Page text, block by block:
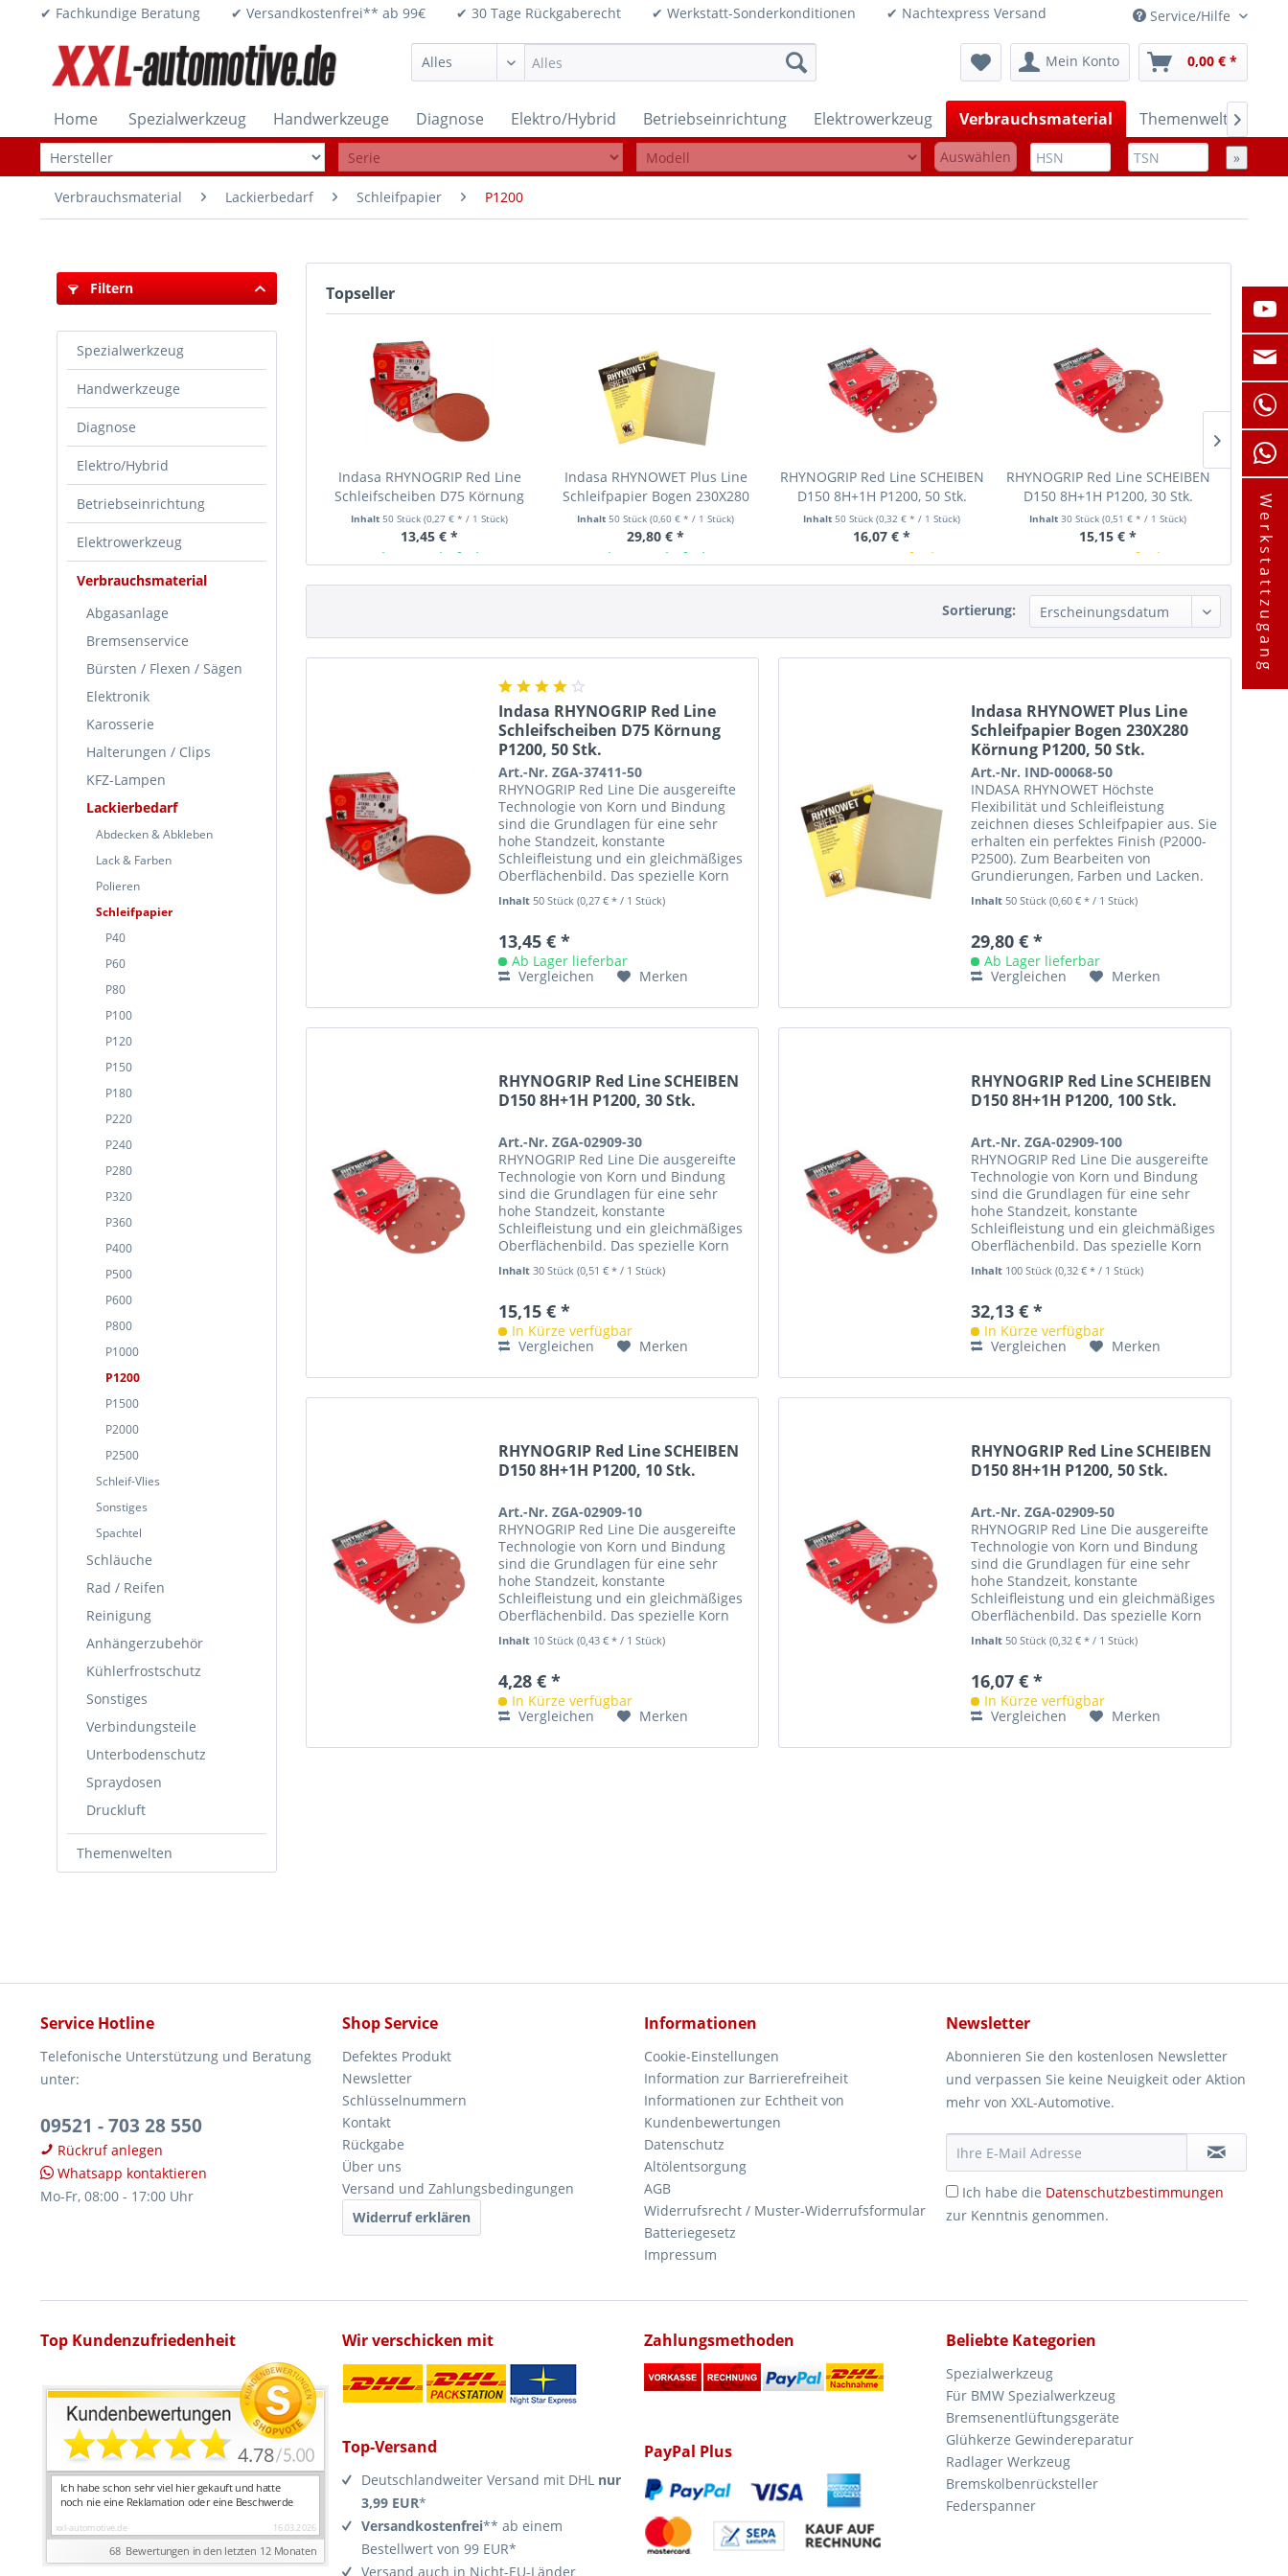
✔ Fachkundige Beratung ✔ Versandkostenfrei** ab 99€ ✔ 30 Tage Rückgaberecht ✔ Werkstatt-Sonderkonditionen ✔ Nachtexpress Versand Service/Hilfe
Mein Konto 0,00 € *
Home Spezialwerkzeug Handwerkzeuge Diagnose Elektro/Hybrid Betriebseinrichtung Elektrowerkzeug Verbrauchsmaterial Themenwelten

Auswählen »
Verbrauchsmaterial Lackierbedarf Schleifpapier P1200
Filtern
Spezialwerkzeug
Handwerkzeuge
Diagnose
Elektro/Hybrid
Betriebseinrichtung
Elektrowerkzeug
Verbrauchsmaterial
Abgasanlage
Bremsenservice
Bürsten / Flexen / Sägen
Elektronik
Karosserie
Halterungen / Clips
KFZ-Lampen
Lackierbedarf
Abdecken & Abkleben
Lack & Farben
Polieren
Schleifpapier
P40
P60
P80
P100
P120
P150
P180
P220
P240
P280
P320
P360
P400
P500
P600
P800
P1000
P1200
P1500
P2000
P2500
Schleif-Vlies
Sonstiges
Spachtel
Schläuche
Rad / Reifen
Reinigung
Anhängerzubehör
Kühlerfrostschutz
Sonstiges
Verbindungsteile
Unterbodenschutz
Spraydosen
Druckluft
Themenwelten
Topseller
Indasa RHYNOGRIP Red Line
Schleifscheiben D75 Körnung
P1200, 50 Stk.
Inhalt 50 Stück (0,27 € * / 1 Stück)
13,45 € *
Ab Lager lieferbar
Indasa RHYNOWET Plus Line
Schleifpapier Bogen 230X280
Körnung P1200, 50 Stk.
Inhalt 50 Stück (0,60 € * / 1 Stück)
29,80 € *
Ab Lager lieferbar
RHYNOGRIP Red Line SCHEIBEN
D150 8H+1H P1200, 50 Stk.
Inhalt 50 Stück (0,32 € * / 1 Stück)
16,07 € *
In Kürze verfügbar
RHYNOGRIP Red Line SCHEIBEN
D150 8H+1H P1200, 30 Stk.
Inhalt 30 Stück (0,51 € * / 1 Stück)
15,15 € *
In Kürze verfügbar
Inhalt
Sortierung:
Indasa RHYNOGRIP Red Line
Schleifscheiben D75 Körnung
P1200, 50 Stk.
Art.-Nr. ZGA-37411-50
RHYNOGRIP Red Line Die ausgereifte
Technologie von Korn und Bindung
sind die Grundlagen für eine sehr
hohe Standzeit, konstante
Schleifleistung und ein gleichmäßiges
Oberflächenbild. Das spezielle Korn
ist beständig in Aggressivität und...
Inhalt50 Stück(0,27 € * / 1 Stück)
13,45 € *
Ab Lager lieferbar
Vergleichen
Merken
Indasa RHYNOWET Plus Line
Schleifpapier Bogen 230X280
Körnung P1200, 50 Stk.
Art.-Nr. IND-00068-50
INDASA RHYNOWET Höchste
Flexibilität und Schleifleistung
zeichnen dieses Schleifpapier aus. Sie
erhalten ein perfektes Finish (P2000-
P2500). Zum Bearbeiten von
Grundierungen, Farben und Lacken.
Das A-Papier P1200 ist geeignet für...
Inhalt50 Stück(0,60 € * / 1 Stück)
29,80 € *
Ab Lager lieferbar
Vergleichen
Merken
RHYNOGRIP Red Line SCHEIBEN
D150 8H+1H P1200, 30 Stk.
Art.-Nr. ZGA-02909-30
RHYNOGRIP Red Line Die ausgereifte
Technologie von Korn und Bindung
sind die Grundlagen für eine sehr
hohe Standzeit, konstante
Schleifleistung und ein gleichmäßiges
Oberflächenbild. Das spezielle Korn
ist beständig in Aggressivität und...
Inhalt30 Stück(0,51 € * / 1 Stück)
15,15 € *
In Kürze verfügbar
Vergleichen
Merken
RHYNOGRIP Red Line SCHEIBEN
D150 8H+1H P1200, 100 Stk.
Art.-Nr. ZGA-02909-100
RHYNOGRIP Red Line Die ausgereifte
Technologie von Korn und Bindung
sind die Grundlagen für eine sehr
hohe Standzeit, konstante
Schleifleistung und ein gleichmäßiges
Oberflächenbild. Das spezielle Korn
ist beständig in Aggressivität und...
Inhalt 100 Stück(0,32 € * / 1 Stück)
32,13 € *
In Kürze verfügbar
Vergleichen
Merken
RHYNOGRIP Red Line SCHEIBEN
D150 8H+1H P1200, 10 Stk.
Art.-Nr. ZGA-02909-10
RHYNOGRIP Red Line Die ausgereifte
Technologie von Korn und Bindung
sind die Grundlagen für eine sehr
hohe Standzeit, konstante
Schleifleistung und ein gleichmäßiges
Oberflächenbild. Das spezielle Korn
Inhalt 10 Stück(0,43 € * / 1 Stück)
4,28 € *
In Kürze verfügbar
Vergleichen
Merken
RHYNOGRIP Red Line SCHEIBEN
D150 8H+1H P1200, 50 Stk.
Art.-Nr. ZGA-02909-50
RHYNOGRIP Red Line Die ausgereifte
Technologie von Korn und Bindung
sind die Grundlagen für eine sehr
hohe Standzeit, konstante
Schleifleistung und ein gleichmäßiges
Oberflächenbild. Das spezielle Korn
Inhalt 50 Stück(0,32 € * / 1 Stück)
16,07 € *
In Kürze verfügbar
Vergleichen
Merken
Service Hotline
Telefonische Unterstützung und Beratung
unter:
09521 - 703 28 550
Rückruf anlegen
Whatsapp kontaktieren
Mo-Fr, 08:00 - 17:00 Uhr
Shop Service
Defektes Produkt
Newsletter
Schlüsselnummern
Kontakt
Rückgabe
Über uns
Versand und Zahlungsbedingungen
Widerruf erklären
Informationen
Cookie-Einstellungen
Information zur Barrierefreiheit
Informationen zur Echtheit von
Kundenbewertungen
Datenschutz
Altölentsorgung
AGB
Widerrufsrecht / Muster-Widerrufsformular
Batteriegesetz
Impressum
Newsletter
Abonnieren Sie den kostenlosen Newsletter
und verpassen Sie keine Neuigkeit oder Aktion
mehr von XXL-Automotive.
Ich habe die Datenschutzbestimmungen
zur Kenntnis genommen.
Top Kundenzufriedenheit Wir verschicken mit
Top-Versand
Deutschlandweiter Versand mit DHL nur
3,99 EUR*
Versandkostenfrei** ab einem
Bestellwert von 99 EUR*
Versand auch in Nicht-EU-Länder
Zahlungsmethoden
PayPal Plus
Beliebte Kategorien
Spezialwerkzeug
Für BMW Spezialwerkzeug
Bremsenentlüftungsgeräte
Glühkerze Gewindereparatur
Radlager Werkzeug
Bremskolbenrücksteller
Federspanner
Werkstattzugang